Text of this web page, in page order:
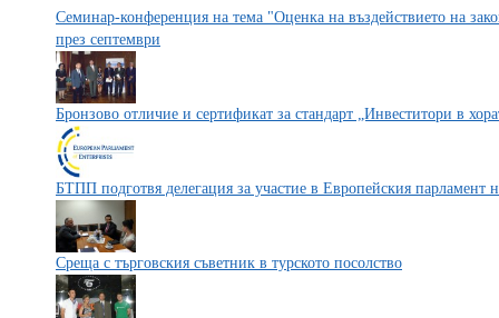
Семинар-конференция на тема "Оценка на въздействието на
през септември
Бронзово отличие и сертификат за стандарт „Инвеститори в
БТПП подготвя делегация за участие в Европейския парламент
Среща с търговския съветник в турското посолство